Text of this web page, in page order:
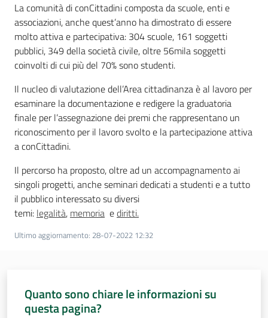
Assemblea
legislativa
Assemblea
Attività
Argomenti
Per i media
La comunità di conCittadini composta da scuole, enti e
associazioni, anche quest’anno ha dimostrato di essere
molto attiva e partecipativa: 304 scuole, 161 soggetti
pubblici, 349 della società civile, oltre 56mila soggetti
coinvolti di cui più del 70% sono studenti.
Il nucleo di valutazione dell’Area cittadinanza è al lavoro per
esaminare la documentazione e redigere la graduatoria
finale per l’assegnazione dei premi che rappresentano un
riconoscimento per il lavoro svolto e la partecipazione attiva
a conCittadini.
Il percorso ha proposto, oltre ad un accompagnamento ai
singoli progetti, anche seminari dedicati a studenti e a tutto
il pubblico interessato su diversi
temi: legalità, memoria ediritti.
Ultimo aggiornamento: 28-07-2022 12:32
Quanto sono chiare le informazioni su
questa pagina?